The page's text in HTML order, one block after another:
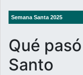
Semana Santa 2025
Qué
Santo